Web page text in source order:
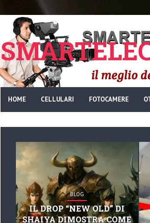
HOME CELLULARI FOTOCAMERE
BLOG
IL DROP “NEW OLD” DI
SHAIYA DIMOSTRA COME